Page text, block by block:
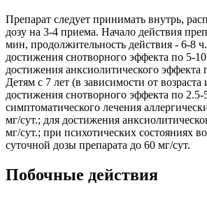
Препарат следует принимать внутрь,
дозу на 3-4 приема. Начало действия
мин, продолжительность действия - 6-8
достижения снотворного эффекта по 5-
достижения анксиолитического эффекта
Детям с 7 лет (в зависимости от возраста
достижения снотворного эффекта по 2.5-
симптоматического лечения
мг/сут.; для достижения
мг/сут.; при психотических состояниях
суточной дозы препарата до 60 мг/сут.
Побочные действия